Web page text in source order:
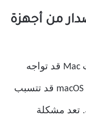
من أجهزة
على الرغم من أن بعض طرازات Mac قد تواجه
مشكلات ، إلا أن بعض إصدارات macOS قد تتسبب
تعد مشكلة